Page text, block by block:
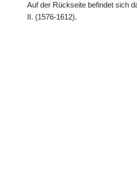
Auf der Rückseite befindet sich
II. (1576-1612).